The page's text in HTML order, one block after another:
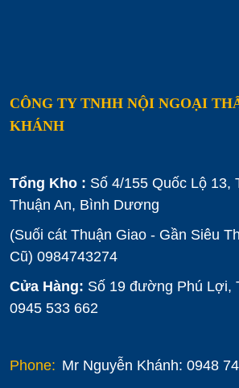
CÔNG TY TNHH NỘI NGOẠI
KHÁNH
Tổng Kho : Số 4/155 Quốc Lộ 13,
Thuận An, Bình Dương
(Suối cát Thuận Giao - Gần Siêu
Cũ) 0984743274
Cửa Hàng: Số 19 đường Phú Lợi,
0945 533 662
Phone: Mr Nguyễn Khánh: 0948